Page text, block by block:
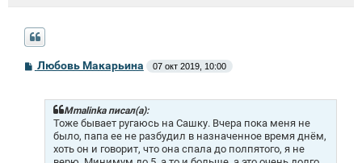
С
Любовь Макарьина 07 окт 2019, 10:00
Mmalinka писал(а):
Тоже бывает ругаюсь на Сашку. Вчера пока меня не
было, папа ее не разбудил в назначенное время днём,
хоть он и говорит, что она спала до полпятого, я не